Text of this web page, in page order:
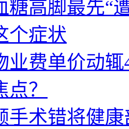
糖高脚最先“
个症状
业费单价动
？
手术错将健